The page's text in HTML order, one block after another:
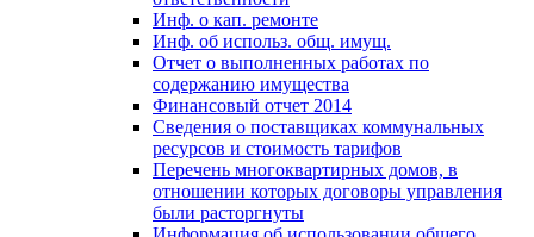
Инф. о кап. ремонте
Инф. об использ. общ. имущ.
Отчет о выполненных работах по
содержанию имущества
Финансовый отчет 2014
Сведения о поставщиках коммунальных
ресурсов и стоимость тарифов
Перечень многоквартирных домов, в
отношении которых договоры управления
были расторгнуты